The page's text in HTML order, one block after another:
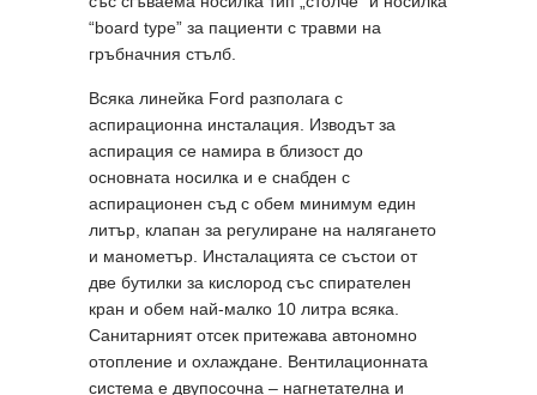
“board type” за пациенти с травми на
гръбначния стълб.
Всяка линейка Ford разполага с
аспирационна инсталация. Изводът за
аспирация се намира в близост до
основната носилка и е снабден с
аспирационен съд с обем минимум един
литър, клапан за регулиране на налягането
и манометър. Инсталацията се състои от
две бутилки за кислород със спирателен
кран и обем най-малко 10 литра всяка.
Санитарният отсек притежава автономно
отопление и охлаждане. Вентилационната
система е двупосочна – нагнетателна и